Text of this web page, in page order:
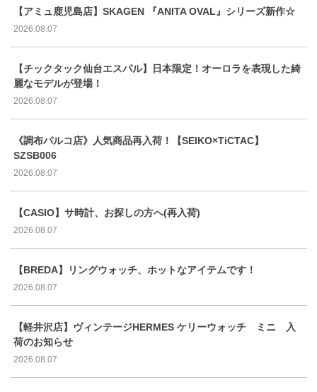
【アミュ鹿児島店】SKAGEN 『ANITA OVAL』シリーズ新作☆
2026.08.07
【チックタック仙台エスパル】日本限定！オーロラを表現した綺
麗なモデルが登場！
2026.08.07
《調布パルコ店》人気商品再入荷！【SEIKO×TiCTAC】
SZSB006
2026.08.07
【CASIO】サ時計、お探しの方へ(再入荷)
2026.08.07
【BREDA】リングウォッチ、ホットなアイテムです！
2026.08.07
【軽井沢店】ヴィンテージHERMES ケリーウォッチ ミニ 入
荷のお知らせ
2026.08.07